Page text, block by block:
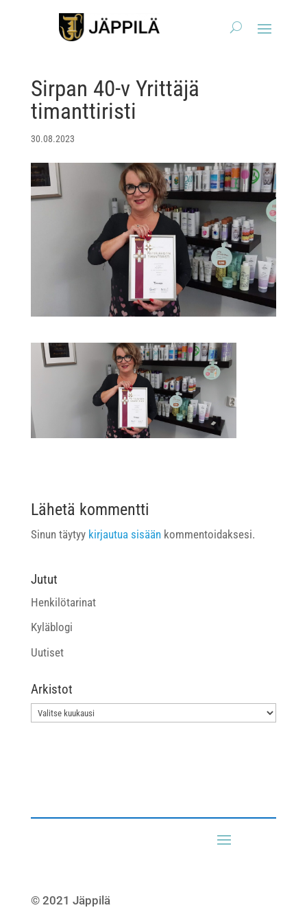
Sirpan 40-v Yrittäjä
timanttiristi
30.08.2023
Lähetä kommentti
Sinun täytyy kirjautua sisäänkommentoidaksesi.
Jutut
Henkilötarinat
Kyläblogi
Uutiset
Arkistot
Arkistot
© 2021 Jäppilä